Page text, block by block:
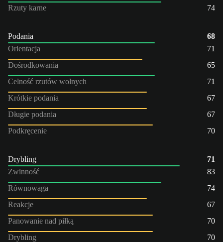
Rzuty karne
74
Podania
68
Orientacja
71
Dośrodkowania
65
Celność rzutów wolnych
71
Krótkie podania
67
Długie podania
67
Podkręcenie
70
Drybling
71
Zwinność
83
Równowaga
74
Reakcje
67
Panowanie nad piłką
70
Drybling
70